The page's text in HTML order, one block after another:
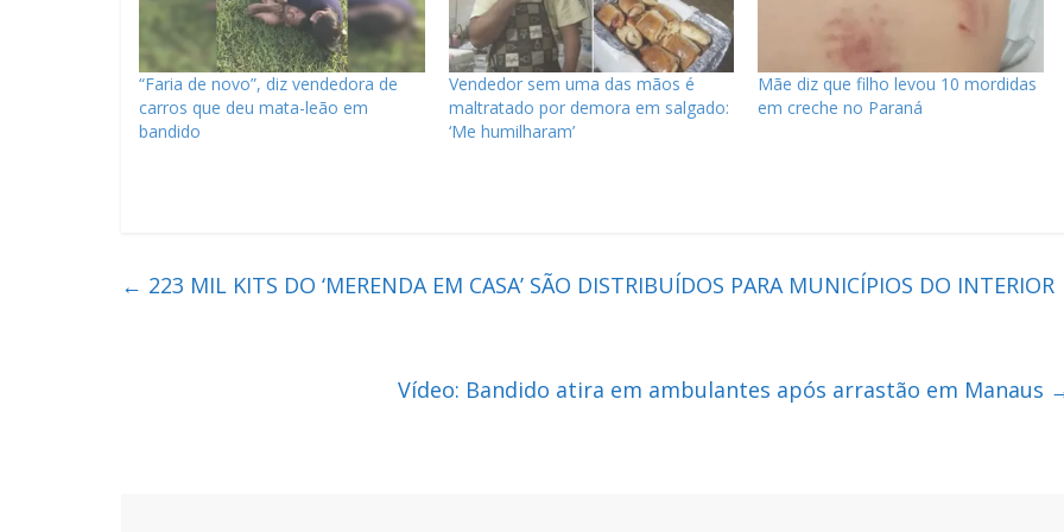
“Faria de novo”, diz vendedora de
carros que deu mata-leão em
bandido
Vendedor sem uma das mãos é
maltratado por demora em salgado:
‘Me humilharam’
Mãe diz que filho levou 10 mordidas
em creche no Paraná
← 223 MIL KITS DO ‘MERENDA EM CASA’ SÃO DISTRIBUÍDOS PARA MUNICÍPIOS DO INTERIOR
Vídeo: Bandido atira em ambulantes após arrastão em Manaus